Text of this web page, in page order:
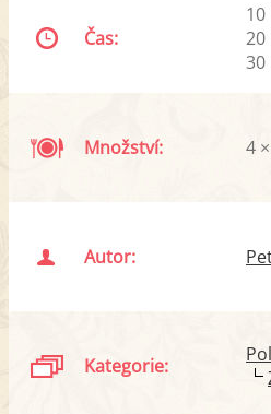
Čas:
20
30
Množství: 4
Autor:
Kategorie: